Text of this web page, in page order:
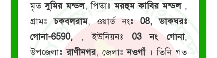
মৃতসুমির মন্ডল, পিতাঃমরহুম কাবির মন্ডল,
গ্রামঃচকবলরাম, ওয়ার্ড নংঃ 08, ডাকঘরঃ
গোনা-6590, , ইউনিয়নঃ 03 নং গোনা,
উপজেলাঃরাণীনগর, জেলাঃনওগাঁ। তিনি গত